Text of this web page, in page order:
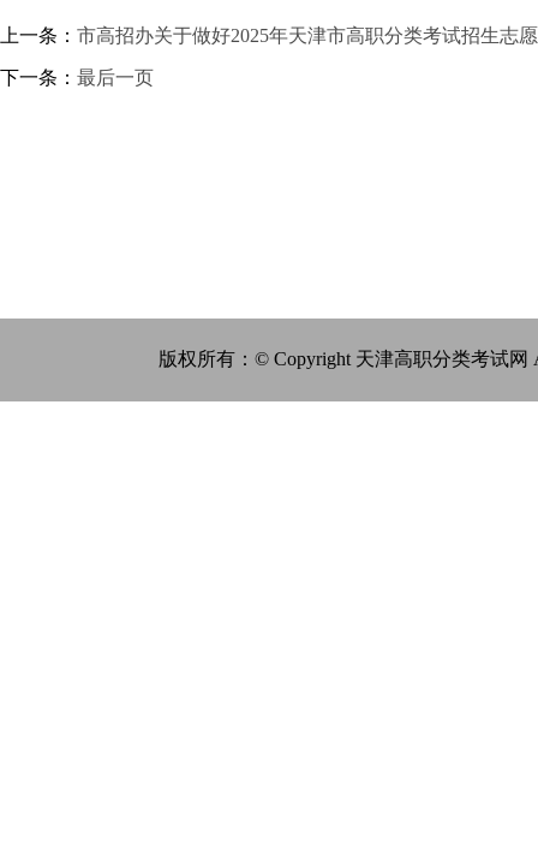
上一条： 市高招办关于做好2025年天津市高职分类考试招生志
下一条： 最后一页
版权所有：© Copyright 天津高职分类考试网